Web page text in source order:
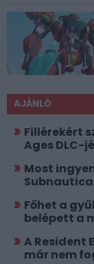
AJÁNLÓ
Fillérekért
Ages DLC-
Most
Főhet a
belépett a
A Resident
már nem